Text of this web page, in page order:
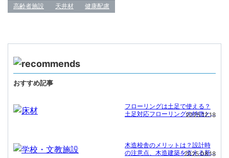
高齢者施設 天井材 健康配慮
おすすめ記事
フローリングは土足で使える？
土足対応フローリングの特徴と
2025.12.18
木造校舎のメリットは？設計時
の注意点、木造建築を支える新
2025.08.18